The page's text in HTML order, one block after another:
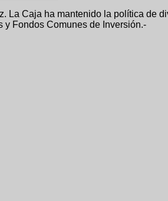
ha mantenido la política de
y Fondos Comunes de Inversión.-